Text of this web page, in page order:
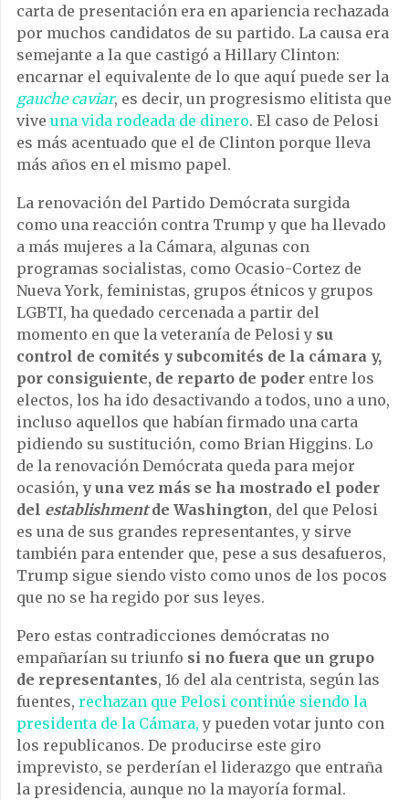
carta de presentación era en apariencia rechazada
por muchos candidatos de su partido. La causa era
semejante a la que castigó a Hillary Clinton:
encarnar el equivalente de lo que aquí puede ser la
gauche caviar, es decir, un progresismo elitista que
vive una vida rodeada de dinero. El caso de Pelosi
es más acentuado que el de Clinton porque lleva
más años en el mismo papel.
La renovación del Partido Demócrata surgida
como una reacción contra Trump y que ha llevado
a más mujeres a la Cámara, algunas con
programas socialistas, como Ocasio-Cortez de
Nueva York, feministas, grupos étnicos y grupos
LGBTI, ha quedado cercenada a partir del
momento en que la veteranía de Pelosi y su
control de comités y subcomités de la cámara y,
por consiguiente, de reparto de poder entre los
electos, los ha ido desactivando a todos, uno a uno,
incluso aquellos que habían firmado una carta
pidiendo su sustitución, como Brian Higgins. Lo
de la renovación Demócrata queda para mejor
ocasión, y una vez más se ha mostrado el poder
del establishmentde Washington, del que Pelosi
es una de sus grandes representantes, y sirve
también para entender que, pese a sus desafueros,
Trump sigue siendo visto como unos de los pocos
que no se ha regido por sus leyes.
Pero estas contradicciones demócratas no
empañarían su triunfo si no fuera que un grupo
de representantes, 16 del ala centrista, según las
fuentes, rechazan que Pelosi continúe siendo la
presidenta de la Cámara, y pueden votar junto con
los republicanos. De producirse este giro
imprevisto, se perderían el liderazgo que entraña
la presidencia, aunque no la mayoría formal.